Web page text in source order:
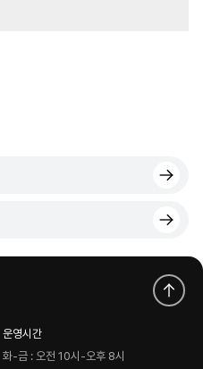
운영시간
화-금 : 오전 10시-오후 8시